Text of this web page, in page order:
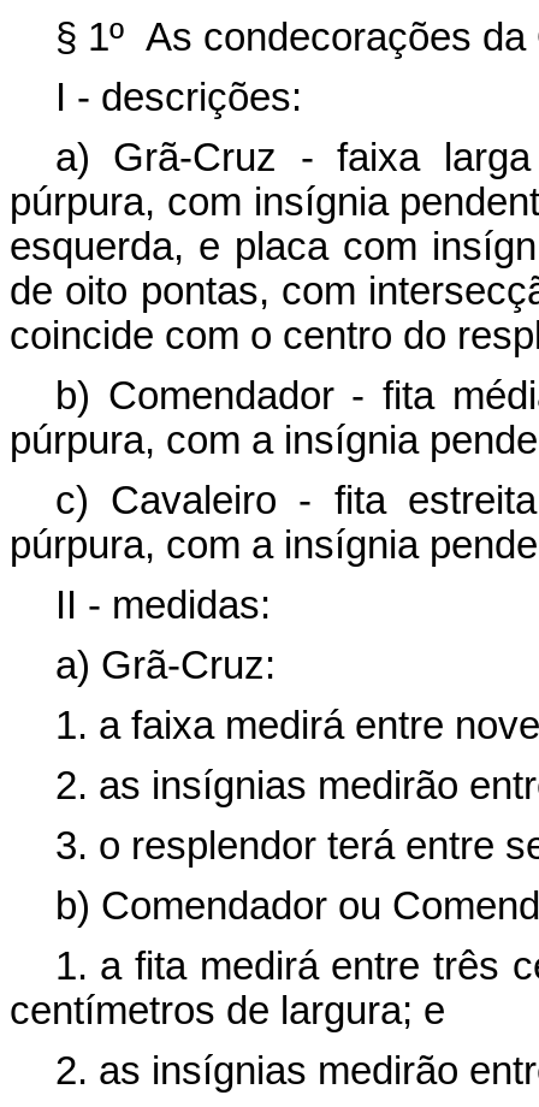
§ 1º As condecorações
I - descrições:
a) Grã-Cruz - faixa
púrpura, com insígnia
esquerda, e placa com
de oito pontas, com
coincide com o centro do
b) Comendador - fita
púrpura, com a insígnia
c) Cavaleiro - fita
púrpura, com a insígnia
II - medidas:
a) Grã-Cruz:
1. a faixa medirá entre
2. as insígnias medirão
3. o resplendor terá entre
b) Comendador ou
1. a fita medirá entre três
centímetros de largura; e
2. as insígnias medirão